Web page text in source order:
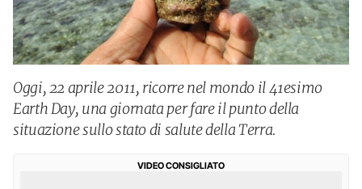
Oggi, 22 aprile 2011, ricorre nel mondo il 41esimo
Earth Day, una giornata per fare il punto della
situazione sullo stato di salute della Terra.
VIDEO CONSIGLIATO